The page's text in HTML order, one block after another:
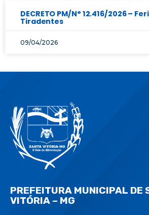
DECRETO PM/N° 12.416/2026 –
Tiradentes
09/04/2026
PREFEITURA MUNICIPAL DE
VITÓRIA – MG